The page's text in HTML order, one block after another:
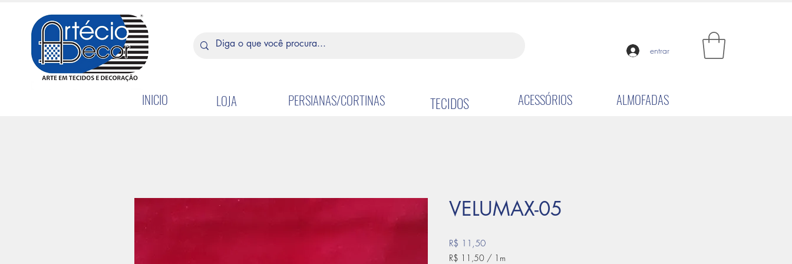
INICIO TECIDOS ACESSÓRIOS ALMOFADAS
entrar
PERSIANAS/CORTINAS
LOJA
VELUMAX-05
R$ 11,50Preço
R$ 11,50 / 1m